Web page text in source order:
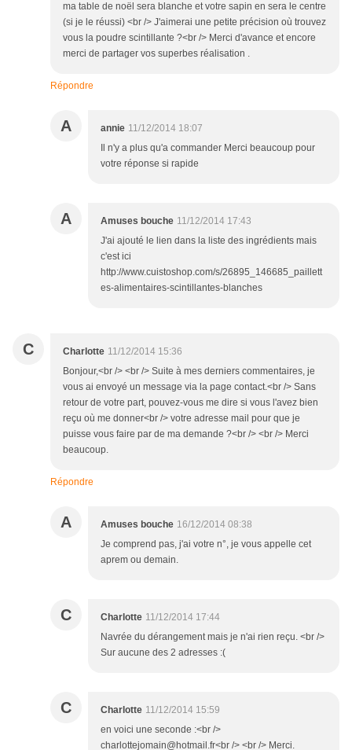
ma table de noël sera blanche et votre sapin en sera le centre
(si je le réussi) <br /> J'aimerai une petite précision où trouvez
vous la poudre scintillante ?<br /> Merci d'avance et encore
merci de partager vos superbes réalisation .
Répondre
A annie 11/12/2014 18:07
Il n'y a plus qu'a commander Merci beaucoup pour
votre réponse si rapide
A Amuses bouche 11/12/2014 17:43
J'ai ajouté le lien dans la liste des ingrédients mais
c'est ici
http://www.cuistoshop.com/s/26895_146685_paillett
es-alimentaires-scintillantes-blanches
C Charlotte 11/12/2014 15:36
Bonjour,<br /> <br /> Suite à mes derniers commentaires, je
vous ai envoyé un message via la page contact.<br /> Sans
retour de votre part, pouvez-vous me dire si vous l'avez bien
reçu où me donner<br /> votre adresse mail pour que je
puisse vous faire par de ma demande ?<br /> <br /> Merci
beaucoup.
Répondre
A Amuses bouche 16/12/2014 08:38
Je comprend pas, j'ai votre n°, je vous appelle cet
aprem ou demain.
C Charlotte 11/12/2014 17:44
Navrée du dérangement mais je n'ai rien reçu. <br />
Sur aucune des 2 adresses :(
C Charlotte 11/12/2014 15:59
en voici une seconde :<br />
charlottejomain@hotmail.fr<br /> <br /> Merci.